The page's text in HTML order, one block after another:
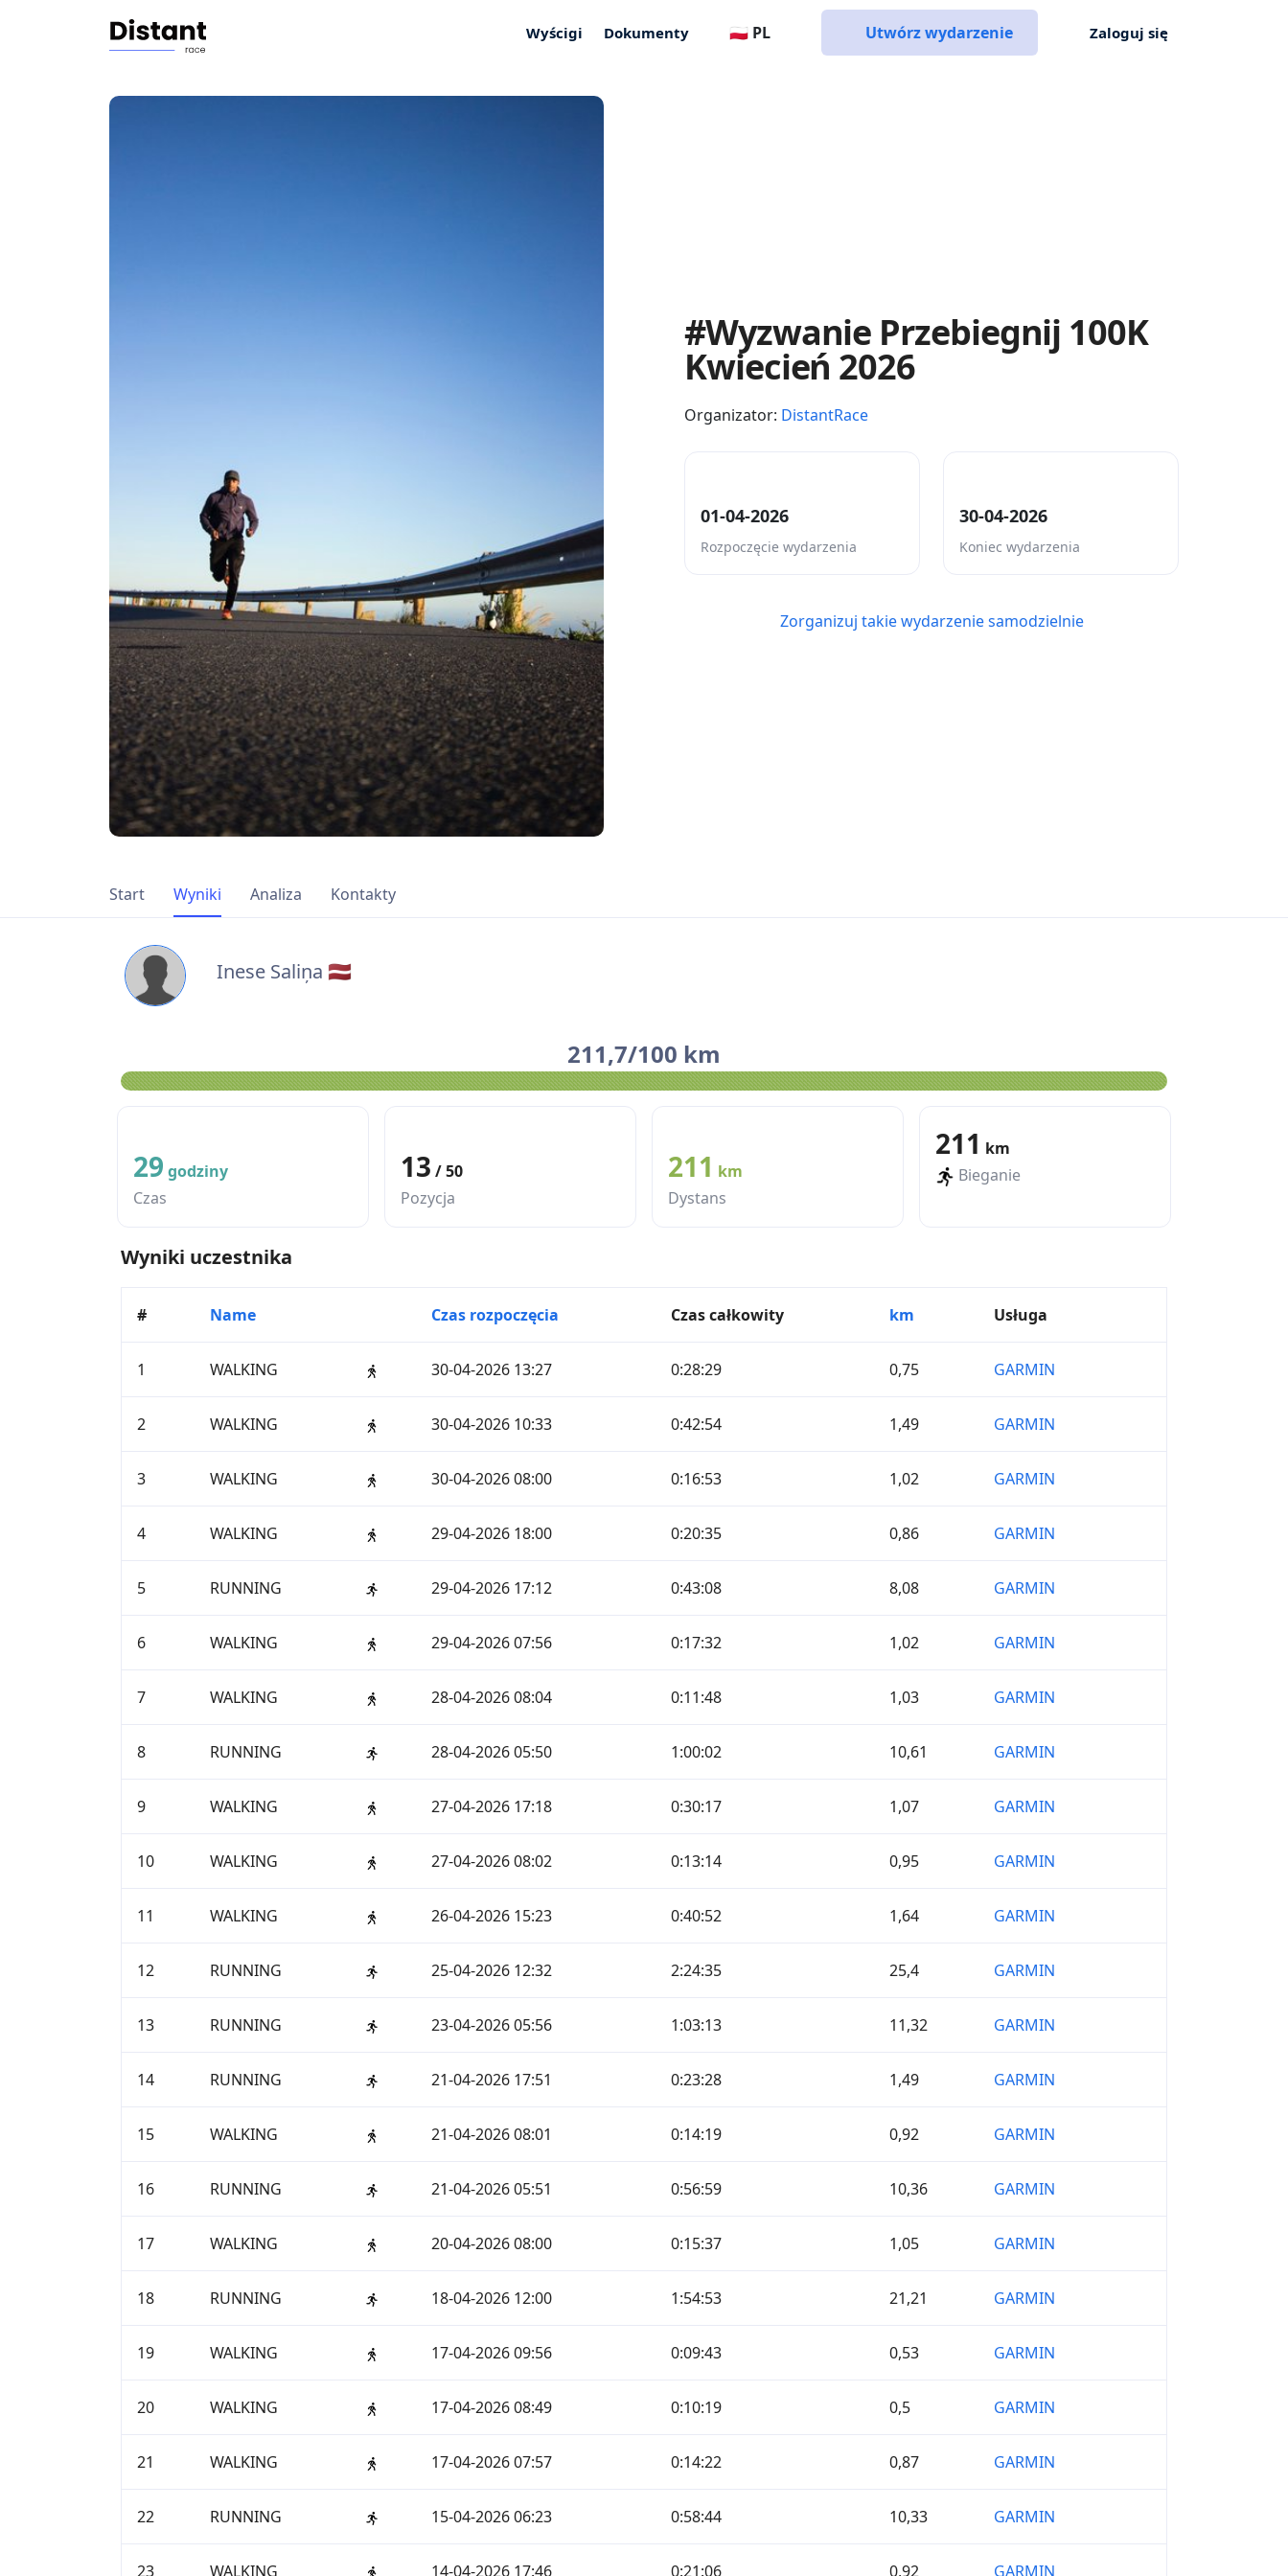
Wyścigi Dokumenty 🇵🇱 PL Utwórz wydarzenie Zaloguj się
#Wyzwanie Przebiegnij 100K
Kwiecień 2026
Organizator: DistantRace
01-04-2026
Rozpoczęcie wydarzenia
30-04-2026
Koniec wydarzenia
Zorganizuj takie wydarzenie samodzielnie
Start Wyniki Analiza Kontakty
Inese Saliņa 🇱🇻
211,7/100 km
29 godziny
Czas
13 / 50
Pozycja
211 km
Dystans
211 km
Bieganie
Wyniki uczestnika
# Name Czas rozpoczęcia Czas całkowity km Usługa
1 WALKING 30-04-2026 13:27 0:28:29 0,75 GARMIN
2 WALKING 30-04-2026 10:33 0:42:54 1,49 GARMIN
3 WALKING 30-04-2026 08:00 0:16:53 1,02 GARMIN
4 WALKING 29-04-2026 18:00 0:20:35 0,86 GARMIN
5 RUNNING 29-04-2026 17:12 0:43:08 8,08 GARMIN
6 WALKING 29-04-2026 07:56 0:17:32 1,02 GARMIN
7 WALKING 28-04-2026 08:04 0:11:48 1,03 GARMIN
8 RUNNING 28-04-2026 05:50 1:00:02 10,61 GARMIN
9 WALKING 27-04-2026 17:18 0:30:17 1,07 GARMIN
10 WALKING 27-04-2026 08:02 0:13:14 0,95 GARMIN
11 WALKING 26-04-2026 15:23 0:40:52 1,64 GARMIN
12 RUNNING 25-04-2026 12:32 2:24:35 25,4 GARMIN
13 RUNNING 23-04-2026 05:56 1:03:13 11,32 GARMIN
14 RUNNING 21-04-2026 17:51 0:23:28 1,49 GARMIN
15 WALKING 21-04-2026 08:01 0:14:19 0,92 GARMIN
16 RUNNING 21-04-2026 05:51 0:56:59 10,36 GARMIN
17 WALKING 20-04-2026 08:00 0:15:37 1,05 GARMIN
18 RUNNING 18-04-2026 12:00 1:54:53 21,21 GARMIN
19 WALKING 17-04-2026 09:56 0:09:43 0,53 GARMIN
20 WALKING 17-04-2026 08:49 0:10:19 0,5 GARMIN
21 WALKING 17-04-2026 07:57 0:14:22 0,87 GARMIN
22 RUNNING 15-04-2026 06:23 0:58:44 10,33 GARMIN
23 WALKING 14-04-2026 17:46 0:21:06 0,92 GARMIN